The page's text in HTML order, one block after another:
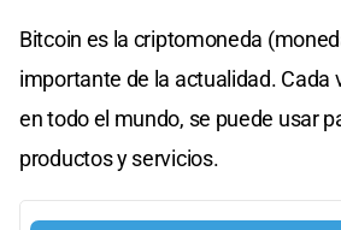
Bitcoin es la criptomoneda
importante de la actualidad. Cada
en todo el mundo, se puede usar
productos y servicios.